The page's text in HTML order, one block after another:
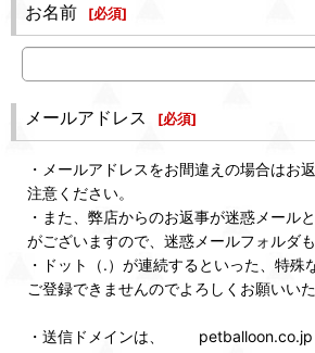
お名前 [必須]
メールアドレス [必須]
・メールアドレスをお間違えの場合はお
注意ください。
・また、弊店からのお返事が迷惑メール
がございますので、迷惑メールフォルダ
・ドット（.）が連続するといった、特殊
ご登録できませんのでよろしくお願いいた
・送信ドメインは、 petballoon.co.jp